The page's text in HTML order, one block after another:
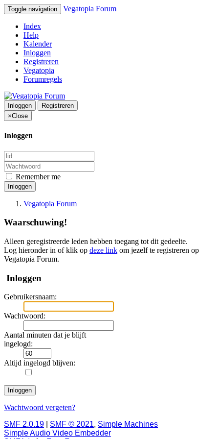
Toggle navigation Vegatopia Forum
Index
Help
Kalender
Inloggen
Registreren
Vegatopia
Forumregels
Inloggen
Registreren
×Close
Inloggen
Remember me
Inloggen
Vegatopia Forum
Waarschuwing!
Alleen geregistreerde leden hebben toegang tot dit gedeelte.
Log hieronder in of klik op deze link om jezelf te registreren op
Vegatopia Forum.
Inloggen
Gebruikersnaam:
Wachtwoord:
Aantal minuten dat je blijft
ingelogd:
Altijd ingelogd blijven:
Wachtwoord vergeten?
SMF 2.0.19
SMF © 2021, Simple Machines
Simple Audio Video Embedder